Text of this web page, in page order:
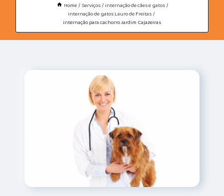
Home Serviços
internação de cães e gatos
internação de gatos Lauro de Freitas
internação para cachorro Jardim Cajazeiras